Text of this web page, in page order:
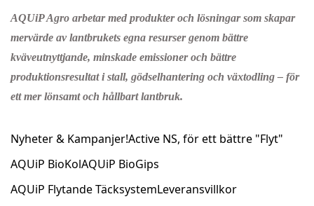
AQUiP Agro arbetar med produkter och lösningar som skapar
mervärde av lantbrukets egna resurser genom bättre
kväveutnyttjande, minskade emissioner och bättre
produktionsresultat i stall, gödselhantering och växtodling – för
ett mer lönsamt och hållbart lantbruk.
Nyheter & Kampanjer!Active NS, för ett bättre "Flyt"
AQUiP BioKolAQUiP BioGips
AQUiP Flytande TäcksystemLeveransvillkor